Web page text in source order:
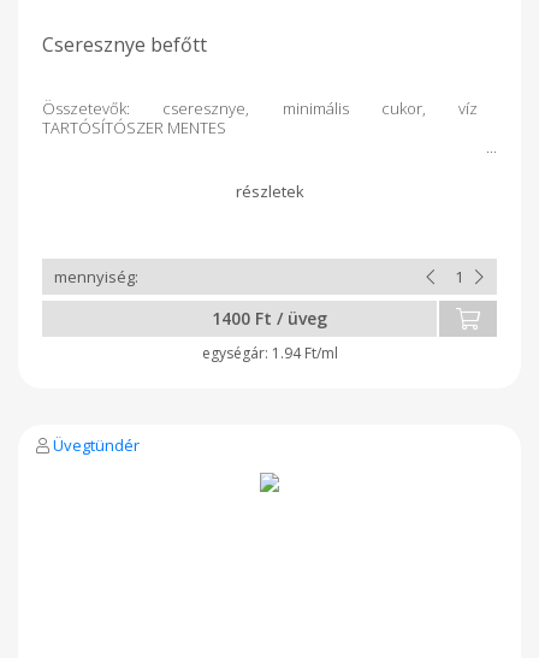
Cseresznye befőtt
Összetevők: cseresznye, minimális cukor, víz
TARTÓSÍTÓSZER MENTES
1400 Ft / üveg
1.94 Ft/ml
Üvegtündér